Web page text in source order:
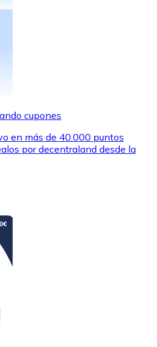
de tus marcas favoritas con
regalo
cupones
en más de 40.000 puntos
por decentraland desde la